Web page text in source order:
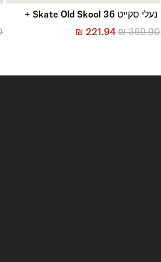
נעלי סקייט Skate Old Skool 36 +
₪369.90
₪ 221.94